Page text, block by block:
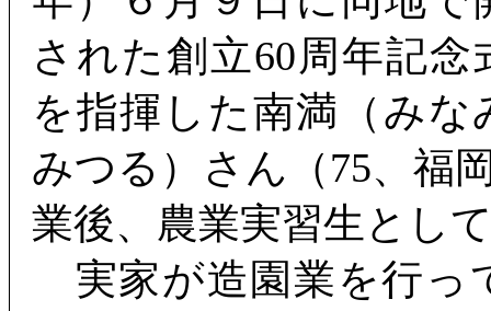
された創立60周年記念
を指揮した南満（みな
みつる）さん（75、福
業後、農業実習生とし
実家が造園業を行っ